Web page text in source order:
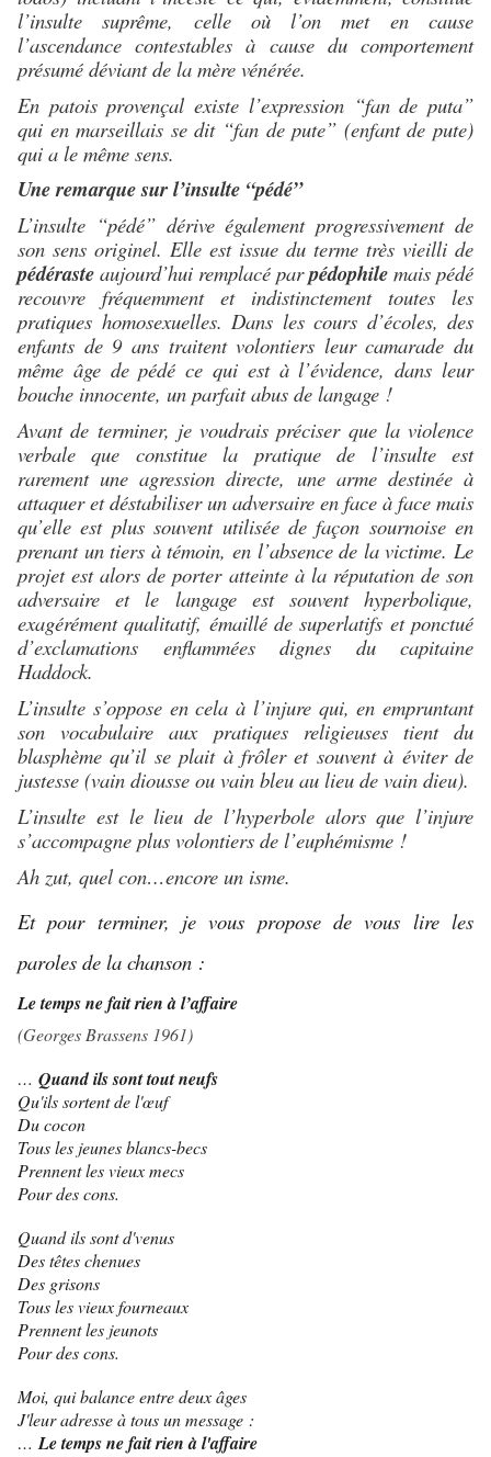
l’insulte suprême, celle où l’on met en cause
l’ascendance contestables à cause du comportement
présumé déviant de la mère vénérée.
En patois provençal existe l’expression “fan de puta”
qui en marseillais se dit “fan de pute” (enfant de pute)
qui a le même sens.
Une remarque sur l’insulte “pédé”
L’insulte “pédé” dérive également progressivement de
son sens originel. Elle est issue du terme très vieilli de
pédéraste aujourd’hui remplacé parpédophile mais pédé
recouvre fréquemment et indistinctement toutes les
pratiques homosexuelles. Dans les cours d’écoles, des
enfants de 9 ans traitent volontiers leur camarade du
même âge de pédé ce qui est à l’évidence, dans leur
bouche innocente, un parfait abus de langage !
Avant de terminer, je voudrais préciser que la violence
verbale que constitue la pratique de l’insulte est
rarement une agression directe, une arme destinée à
attaquer et déstabiliser un adversaire en face à face mais
qu’elle est plus souvent utilisée de façon sournoise en
prenant un tiers à témoin, en l’absence de la victime. Le
projet est alors de porter atteinte à la réputation de son
adversaire et le langage est souvent hyperbolique,
exagérément qualitatif, émaillé de superlatifs et ponctué
d’exclamations enflammées dignes du capitaine
Haddock.
L’insulte s’oppose en cela à l’injure qui, en empruntant
son vocabulaire aux pratiques religieuses tient du
blasphème qu’il se plait à frôler et souvent à éviter de
justesse (vain diousse ou vain bleu au lieu de vain dieu).
L’insulte est le lieu de l’hyperbole alors que l’injure
s’accompagne plus volontiers de l’euphémisme !
Ah zut, quel con…encore un isme.
Et pour terminer, je vous propose de vous lire les
paroles de la chanson :
Le temps ne fait rien à l’affaire
(Georges Brassens 1961)
… Quand ils sont tout neufs
Qu'ils sortent de l'œuf
Du cocon
Tous les jeunes blancs-becs
Prennent les vieux mecs
Pour des cons.
Quand ils sont d'venus
Des têtes chenues
Des grisons
Tous les vieux fourneaux
Prennent les jeunots
Pour des cons.
Moi, qui balance entre deux âges
J'leur adresse à tous un message :
…Le temps ne fait rien à l'affaire